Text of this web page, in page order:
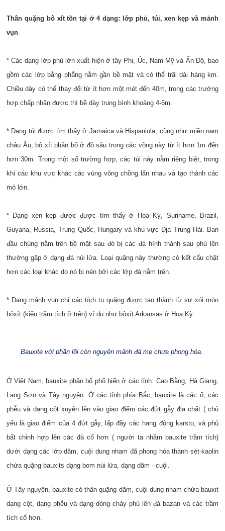
Thân quặng bô xít tồn tại ở 4 dạng: lớp phủ, túi, xen kẹp và mảnh
vụn
* Các dạng lớp phủ lớn xuất hiện ở tây Phi, Úc, Nam Mỹ và Ấn Độ, bao
gồm các lớp bằng phẳng nằm gần bề mặt và có thể trãi dài hàng km.
Chiều dày có thể thay đổi từ ít hơn một mét đến 40m, trong các trường
hợp chấp nhận được thì bề dày trung bình khoảng 4-6m.
* Dạng túi được tìm thấy ở Jamaica và Hispaniola, cũng như miền nam
châu Âu, bô xít phân bố ở độ sâu trong các võng này từ ít hơn 1m đến
hơn 30m. Trong một số trường hợp, các túi này nằm riêng biệt, trong
khi các khu vực khác các vùng võng chồng lấn nhau và tạo thành các
mỏ lớn.
* Dạng xen kẹp được được tìm thấy ở Hoa Kỳ, Suriname, Brazil,
Guyana, Russia, Trung Quốc, Hungary và khu vực Địa Trung Hải. Ban
đầu chúng nằm trên bề mặt sau đó bị các đá hình thành sau phủ lên
thường gặp ở dạng đá núi lửa. Loại quặng này thường có kết cấu chặt
hơn các loại khác do nó bị nén bởi các lớp đá nằm trên.
* Dạng mảnh vụn chỉ các tích tụ quặng được tạo thành từ sự xói mòn
bôxít (kiểu trầm tích ở trên) ví dụ như bôxít Arkansas ở Hoa Kỳ.
Bauxite với phần lõi còn nguyên mảnh đá mẹ chưa phong hóa.
Ở Việt Nam, bauxite phân bố phổ biến ở các tỉnh: Cao Bằng, Hà Giang,
Lạng Sơn và Tây nguyên. Ở các tỉnh phía Bắc, bauxite là các ổ, các
phễu và dạng cột xuyên lên vào giao điểm các đứt gẫy địa chất ( chủ
yếu là giao điểm của 4 đứt gẫy, lấp đầy các hang động karsto, và phủ
bất chỉnh hợp lên các đá cổ hơn ( người ta nhầm bauxite trầm tích)
dưới dạng các lớp dăm, cuội dung nham đã phong hóa thành sét-kaolin
chứa quặng bauxits dạng bom núi lửa, dạng dăm - cuội.
Ở Tây nguyên, bauxite có thân quặng dăm, cuội dung nham chứa bauxit
dạng cột, dạng phễu và dạng dòng chảy phủ lên đá bazan và các trầm
tích cổ hơn.